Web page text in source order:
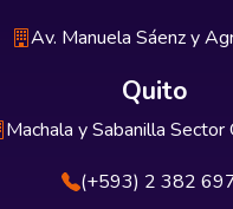
Av. Manuela Sáenz y
Quito
Machala y Sabanilla
(+593) 2 382